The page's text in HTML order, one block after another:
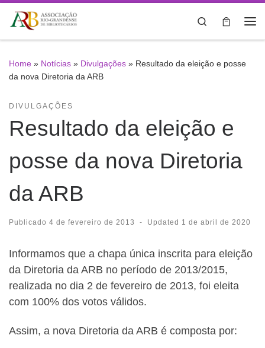
Skip to content
Search
Home » Notícias » Divulgações » Resultado da eleição e posse
da nova Diretoria da ARB
DIVULGAÇÕES
Resultado da eleição e
posse da nova Diretoria
da ARB
Publicado 4 de fevereiro de 2013 - Updated 1 de abril de 2020
Informamos que a chapa única inscrita para eleição
da Diretoria da ARB no período de 2013/2015,
realizada no dia 2 de fevereiro de 2013, foi eleita
com 100% dos votos válidos.
Assim, a nova Diretoria da ARB é composta por: